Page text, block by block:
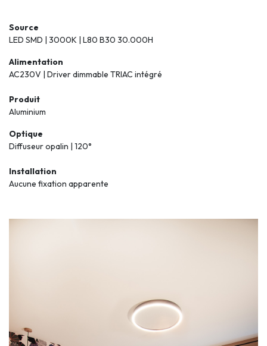
Source
LED SMD | 3000K | L80 B30 30.000H
Alimentation
AC230V | Driver dimmable TRIAC intégré
Produit
Aluminium
Optique
Diffuseur opalin | 120°
Installation
Aucune fixation apparente